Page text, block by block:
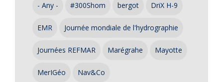
- Any - #300Shom bergot DriX H-9
EMR Journée mondiale de l'hydrographie
Journées REFMAR Marégrahe Mayotte
MerIGéo Nav&Co